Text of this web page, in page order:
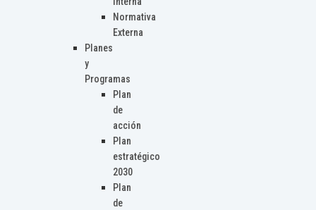
Normativa
Externa
Planes
y
Programas
Plan
de
acción
Plan
estratégico
2030
Plan
de